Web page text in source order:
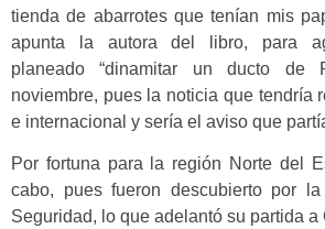
tienda de abarrotes que tenían mis
apunta la autora del libro, para
planeado “dinamitar un ducto de
noviembre, pues la noticia que tendría
e internacional y sería el aviso que
Por fortuna para la región Norte del
cabo, pues fueron descubierto por
Seguridad, lo que adelantó su partida a